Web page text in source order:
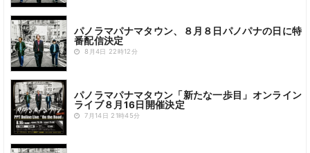
パノラマパナマタウン、８月８日パノパナの日に特
番配信決定
8月4日 22時12分
パノラマパナマタウン「新たな一歩目」オンライン
ライブ８月16日開催決定
7月14日 21時45分